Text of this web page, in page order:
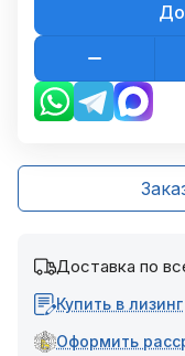
Доставка по
Купить в лизинг
Оформить